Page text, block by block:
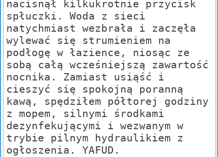
nacisnął kilkukrotnie przycisk
spłuczki. Woda z sieci
natychmiast wezbrała i zaczęła
wylewać się strumieniem na
podłogę w łazience, niosąc ze
sobą całą wcześniejszą zawartość
nocnika. Zamiast usiąść i
cieszyć się spokojną poranną
kawą, spędziłem półtorej godziny
z mopem, silnymi środkami
dezynfekującymi i wezwanym w
trybie pilnym hydraulikiem z
ogłoszenia. YAFUD.